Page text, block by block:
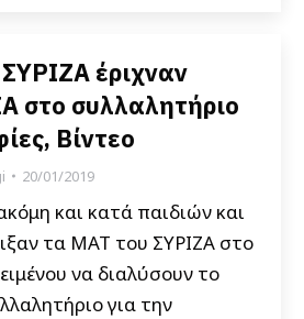
έριχναν
στο συλλαλητήριο
Βίντεο
20/01/2019
και κατά παιδιών και
τα ΜΑΤ του ΣΥΡΙΖΑ στο
να διαλύσουν το
για την